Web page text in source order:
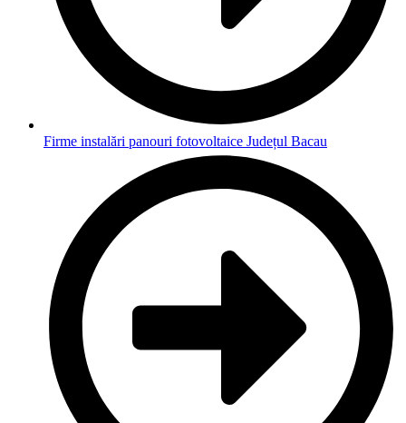
Firme instalări panouri fotovoltaice Județul Bacau